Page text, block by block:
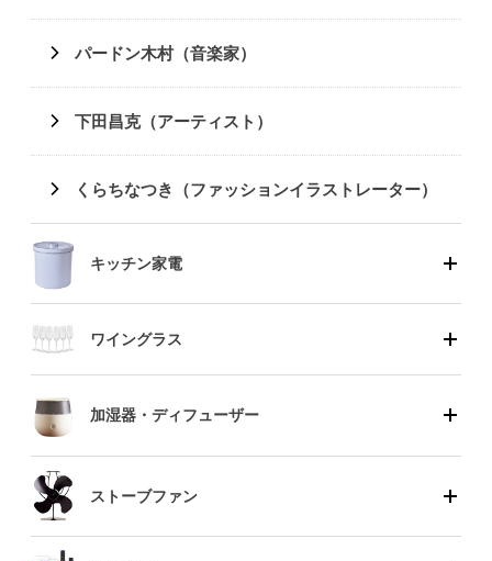
パードン木村（音楽家）
下田昌克（アーティスト）
くらちなつき（ファッションイラストレーター）
キッチン家電
ワイングラス
加湿器・ディフューザー
ストーブファン